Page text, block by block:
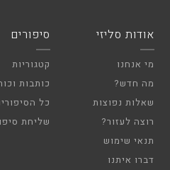
אודות סליזי
מי אנחנו
מה חדש?
שאלות נפוצות
רוצה לעזור?
תנאי שימוש
דברו איתנו
סיפורים
קטגוריות
כותבות
כל
שליחת